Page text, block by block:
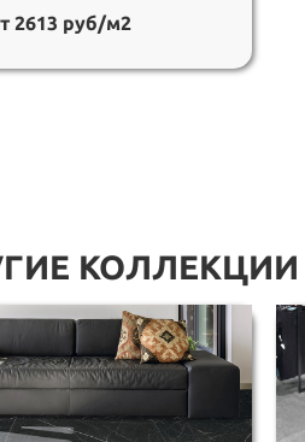
2613 руб/м2